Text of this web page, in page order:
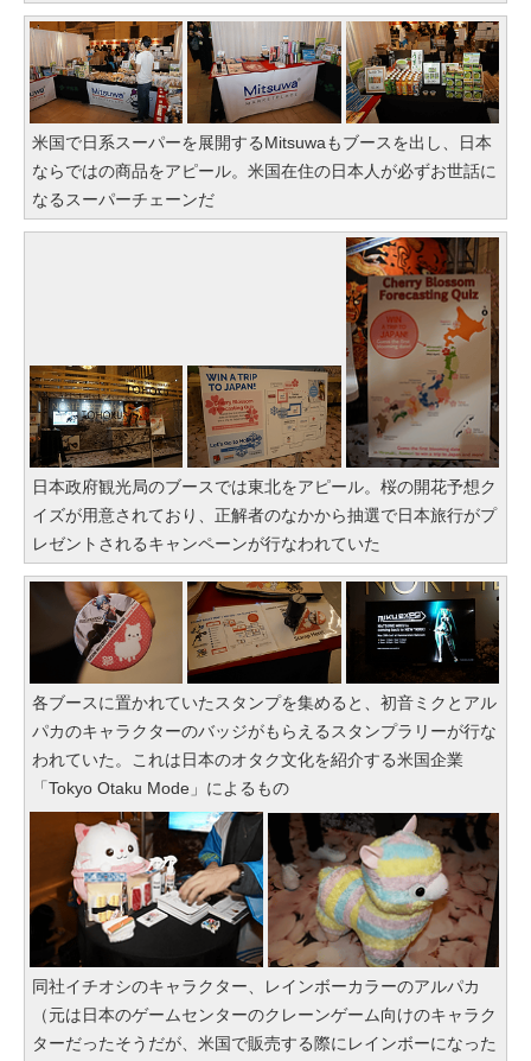
米国で日系スーパーを展開するMitsuwaもブースを出し、日本
ならではの商品をアピール。米国在住の日本人が必ずお世話に
なるスーパーチェーンだ
日本政府観光局のブースでは東北をアピール。桜の開花予想ク
イズが用意されており、正解者のなかから抽選で日本旅行がプ
レゼントされるキャンペーンが行なわれていた
各ブースに置かれていたスタンプを集めると、初音ミクとアル
パカのキャラクターのバッジがもらえるスタンプラリーが行な
われていた。これは日本のオタク文化を紹介する米国企業
「Tokyo Otaku Mode」によるもの
同社イチオシのキャラクター、レインボーカラーのアルパカ
（元は日本のゲームセンターのクレーンゲーム向けのキャラク
ターだったそうだが、米国で販売する際にレインボーになった